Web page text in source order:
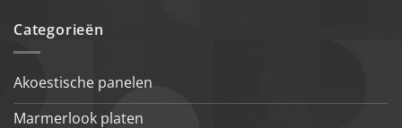
Categorieën
Akoestische panelen
Marmerlook platen